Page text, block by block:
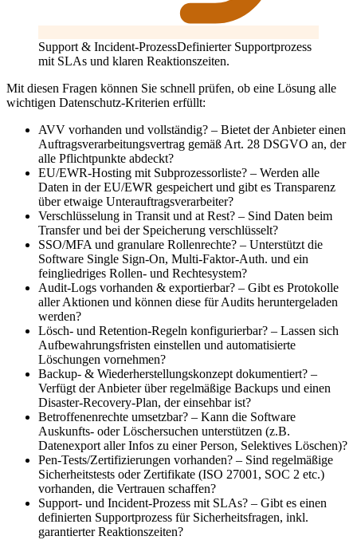
Support & Incident-ProzessDefinierter Supportprozess
mit SLAs und klaren Reaktionszeiten.
Mit diesen Fragen können Sie schnell prüfen, ob eine Lösung alle
wichtigen Datenschutz-Kriterien erfüllt:
AVV vorhanden und vollständig? – Bietet der Anbieter einen
Auftragsverarbeitungsvertrag gemäß Art. 28 DSGVO an, der
alle Pflichtpunkte abdeckt?
EU/EWR-Hosting mit Subprozessorliste? – Werden alle
Daten in der EU/EWR gespeichert und gibt es Transparenz
über etwaige Unterauftragsverarbeiter?
Verschlüsselung in Transit und at Rest? – Sind Daten beim
Transfer und bei der Speicherung verschlüsselt?
SSO/MFA und granulare Rollenrechte? – Unterstützt die
Software Single Sign-On, Multi-Faktor-Auth. und ein
feingliedriges Rollen- und Rechtesystem?
Audit-Logs vorhanden & exportierbar? – Gibt es Protokolle
aller Aktionen und können diese für Audits heruntergeladen
werden?
Lösch- und Retention-Regeln konfigurierbar? – Lassen sich
Aufbewahrungsfristen einstellen und automatisierte
Löschungen vornehmen?
Backup- & Wiederherstellungskonzept dokumentiert? –
Verfügt der Anbieter über regelmäßige Backups und einen
Disaster-Recovery-Plan, der einsehbar ist?
Betroffenenrechte umsetzbar? – Kann die Software
Auskunfts- oder Löschersuchen unterstützen (z.B.
Datenexport aller Infos zu einer Person, Selektives Löschen)?
Pen-Tests/Zertifizierungen vorhanden? – Sind regelmäßige
Sicherheitstests oder Zertifikate (ISO 27001, SOC 2 etc.)
vorhanden, die Vertrauen schaffen?
Support- und Incident-Prozess mit SLAs? – Gibt es einen
definierten Supportprozess für Sicherheitsfragen, inkl.
garantierter Reaktionszeiten?